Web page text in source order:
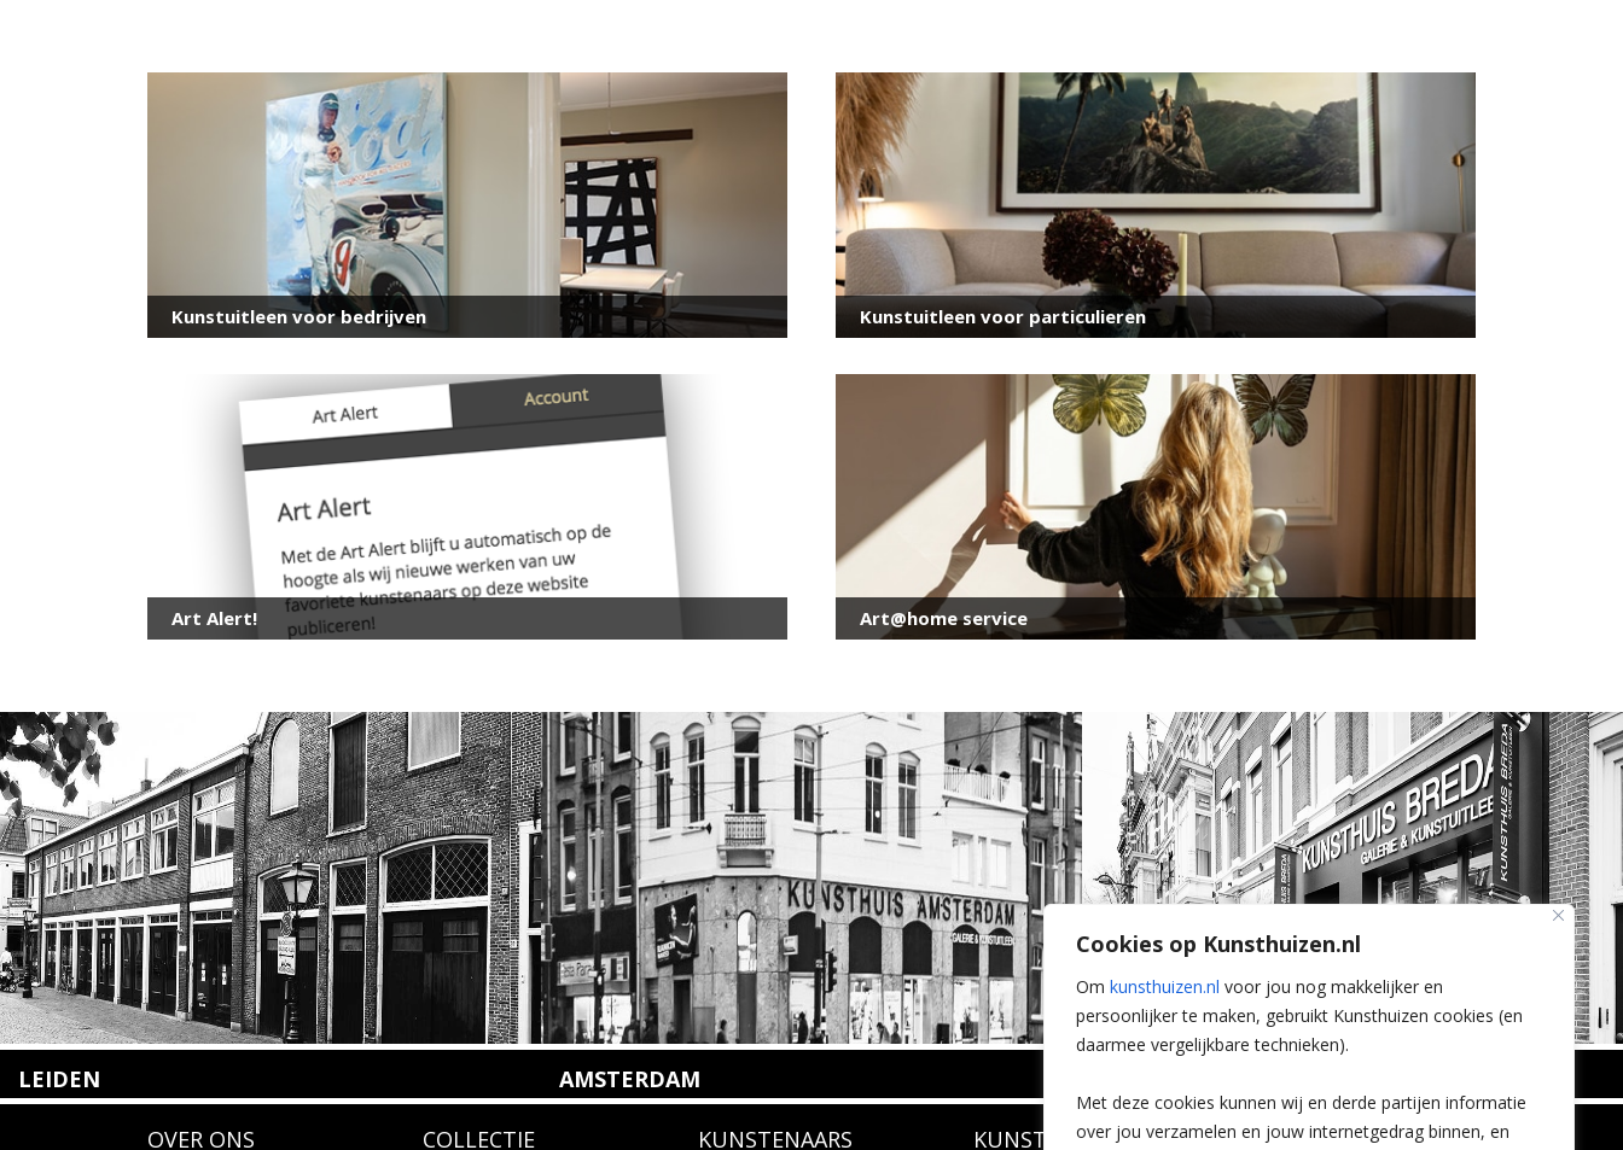
Cookies op Kunsthuizen.nl
Om kunsthuizen.nl voor jou nog makkelijker en
persoonlijker te maken, gebruikt Kunsthuizen cookies (en
daarmee vergelijkbare technieken).
Met deze cookies kunnen wij en derde partijen informatie
over jou verzamelen en jouw internetgedrag binnen, en
Kunstuitleen voor bedrijven Kunstuitleen voor particulieren
Art Alert! Art@home service
LEIDEN AMSTERDAM
1075 VX Amsterdam
Wilhelminastraat 11
4818 SB Breda
OVER ONS COLLECTIE KUNSTENAARS KUNSTUITLEEN CONTACT
voor onze nieuwsbrief
E-
mailadres